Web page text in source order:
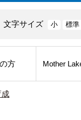
文字サイズ 小 標準
方 Mother
成